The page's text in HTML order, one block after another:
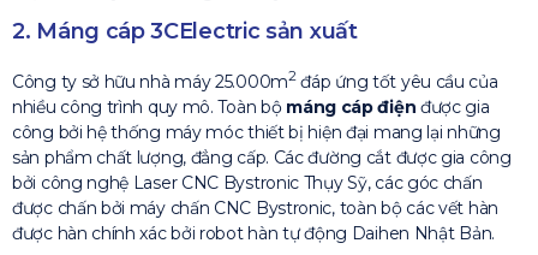
2. Máng cáp 3CElectric sản xuất
Công ty sở hữu nhà máy 25.000m2đáp ứng tốt yêu cầu của
nhiều công trình quy mô. Toàn bộ máng cáp điện được gia
công bởi hệ thống máy móc thiết bị hiện đại mang lại những
sản phẩm chất lượng, đẳng cấp. Các đường cắt được gia công
bởi công nghệ Laser CNC Bystronic Thụy Sỹ, các góc chấn
được chấn bởi máy chấn CNC Bystronic, toàn bộ các vết hàn
được hàn chính xác bởi robot hàn tự động Daihen Nhật Bản.